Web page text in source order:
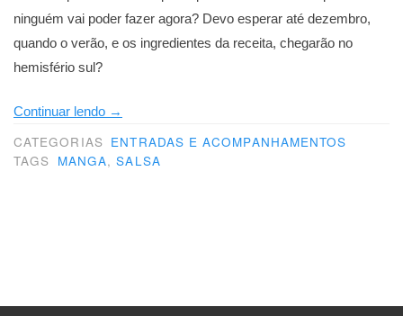
ninguém vai poder fazer agora? Devo esperar até dezembro,
quando o verão, e os ingredientes da receita, chegarão no
hemisfério sul?
Continuar lendo “Quando
o
verão
→
CATEGORIAS ENTRADAS E ACOMPANHAMENTOS
TAGS MANGA,SALSA